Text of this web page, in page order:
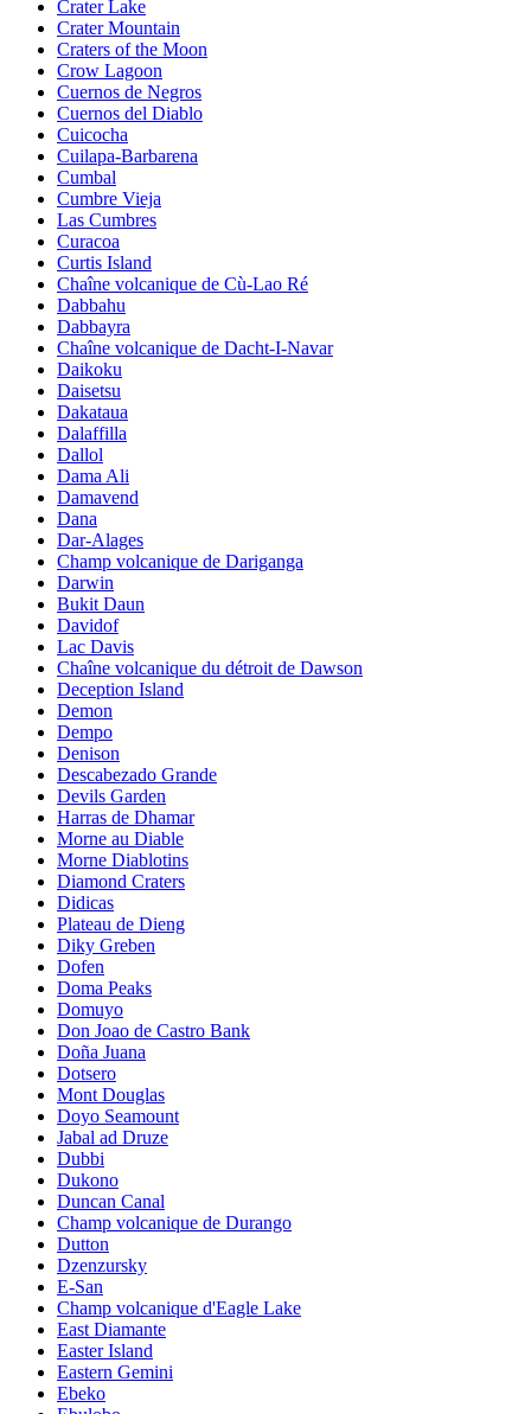
Crater Lake
Crater Mountain
Craters of the Moon
Crow Lagoon
Cuernos de Negros
Cuernos del Diablo
Cuicocha
Cuilapa-Barbarena
Cumbal
Cumbre Vieja
Las Cumbres
Curacoa
Curtis Island
Chaîne volcanique de Cù-Lao Ré
Dabbahu
Dabbayra
Chaîne volcanique de Dacht-I-Navar
Daikoku
Daisetsu
Dakataua
Dalaffilla
Dallol
Dama Ali
Damavend
Dana
Dar-Alages
Champ volcanique de Dariganga
Darwin
Bukit Daun
Davidof
Lac Davis
Chaîne volcanique du détroit de Dawson
Deception Island
Demon
Dempo
Denison
Descabezado Grande
Devils Garden
Harras de Dhamar
Morne au Diable
Morne Diablotins
Diamond Craters
Didicas
Plateau de Dieng
Diky Greben
Dofen
Doma Peaks
Domuyo
Don Joao de Castro Bank
Doña Juana
Dotsero
Mont Douglas
Doyo Seamount
Jabal ad Druze
Dubbi
Dukono
Duncan Canal
Champ volcanique de Durango
Dutton
Dzenzursky
E-San
Champ volcanique d'Eagle Lake
East Diamante
Easter Island
Eastern Gemini
Ebeko